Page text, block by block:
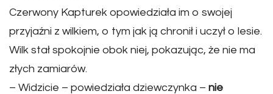
Czerwony Kapturek opowiedziała im o swojej
przyjaźni z wilkiem, o tym jak ją chronił i uczył o lesie.
Wilk stał spokojnie obok niej, pokazując, że nie ma
złych zamiarów.
– Widzicie – powiedziała dziewczynka – nie